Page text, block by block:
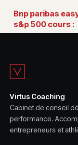
Bnp paribas
s&p 500 cours :
comprendre,
Virtus Coaching
Cabinet de conseil
performance.
entrepreneurs et